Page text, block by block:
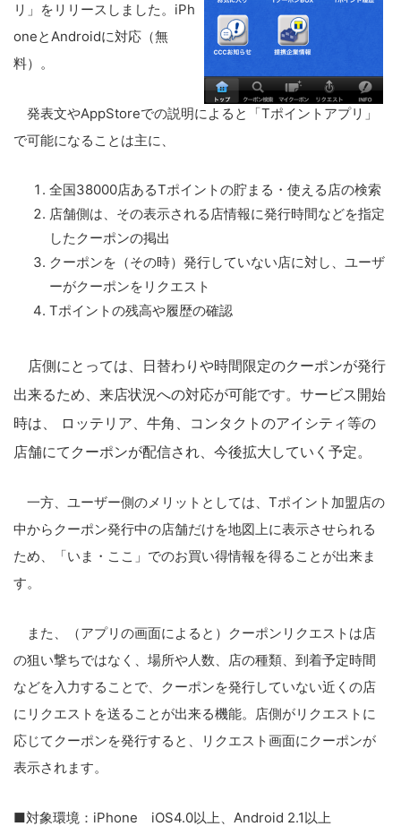
リ」をリリースしました。iPh
oneとAndroidに対応（無
料）。
発表文やAppStoreでの説明によると「Tポイントアプリ」
で可能になることは主に、
全国38000店あるTポイントの貯まる・使える店の検索
店舗側は、その表示される店情報に発行時間などを指定
したクーポンの掲出
クーポンを（その時）発行していない店に対し、ユーザ
ーがクーポンをリクエスト
Tポイントの残高や履歴の確認
店側にとっては、日替わりや時間限定のクーポンが発行
出来るため、来店状況への対応が可能です。サービス開始
時は、 ロッテリア、牛角、コンタクトのアイシティ等の
店舗にてクーポンが配信され、今後拡大していく予定。
一方、ユーザー側のメリットとしては、Tポイント加盟店の
中からクーポン発行中の店舗だけを地図上に表示させられる
ため、「いま・ここ」でのお買い得情報を得ることが出来ま
す。
また、（アプリの画面によると）クーポンリクエストは店
の狙い撃ちではなく、場所や人数、店の種類、到着予定時間
などを入力することで、クーポンを発行していない近くの店
にリクエストを送ることが出来る機能。店側がリクエストに
応じてクーポンを発行すると、リクエスト画面にクーポンが
表示されます。
■対象環境：iPhone iOS4.0以上、Android 2.1以上